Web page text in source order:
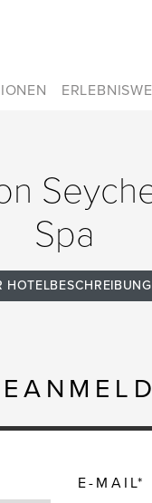
Spa
HOTELBESCHREIBUNG
E-MAIL*